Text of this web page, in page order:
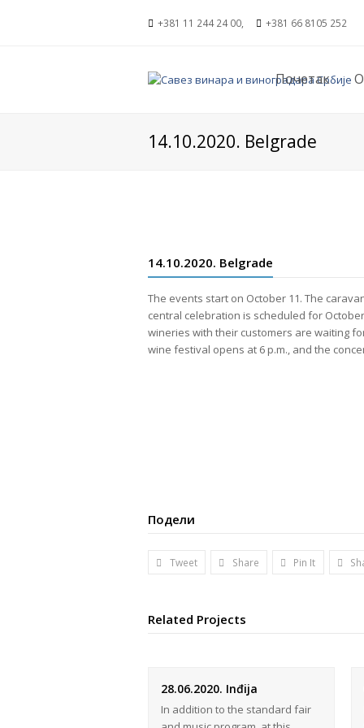
+381 11 244 24 00, +381 66 8105 252
Почетак
14.10.2020. Belgrade
14.10.2020. Belgrade
The events start on October 11. The
central celebration is scheduled for October
wineries with their customers are waiting
wine festival opens at 6 p.m., and the
Подели
Tweet Share Pin It
Related Projects
28.06.2020. Inđija
In addition to the standard fair